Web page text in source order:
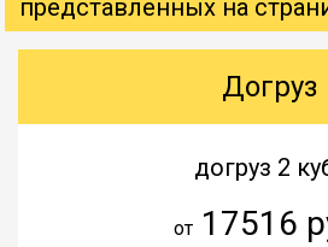
представленных на
Догруз
догруз 2
от17516